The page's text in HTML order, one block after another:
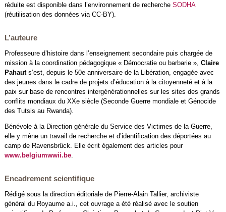
réduite est disponible dans l’environnement de recherche SODHA
(réutilisation des données via CC-BY).
L’auteure
Professeure d’histoire dans l’enseignement secondaire puis chargée de
mission à la coordination pédagogique « Démocratie ou barbarie », Claire
Pahauts’est, depuis le 50e anniversaire de la Libération, engagée avec
des jeunes dans le cadre de projets d’éducation à la citoyenneté et à la
paix sur base de rencontres intergénérationnelles sur les sites des grands
conflits mondiaux du XXe siècle (Seconde Guerre mondiale et Génocide
des Tutsis au Rwanda).
Bénévole à la Direction générale du Service des Victimes de la Guerre,
elle y mène un travail de recherche et d’identification des déportées au
camp de Ravensbrück. Elle écrit également des articles pour
www.belgiumwwii.be.
Encadrement scientifique
Rédigé sous la direction éditoriale de Pierre-Alain Tallier, archiviste
général du Royaume a.i., cet ouvrage a été réalisé avec le soutien